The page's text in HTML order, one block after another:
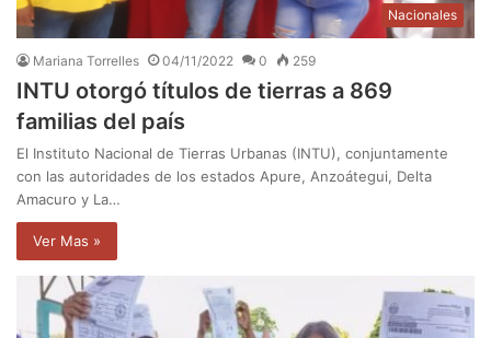
Nacionales
Mariana Torrelles 04/11/2022 0 259
INTU otorgó títulos de tierras a 869
familias del país
El Instituto Nacional de Tierras Urbanas (INTU), conjuntamente
con las autoridades de los estados Apure, Anzoátegui, Delta
Amacuro y La…
Ver Mas »